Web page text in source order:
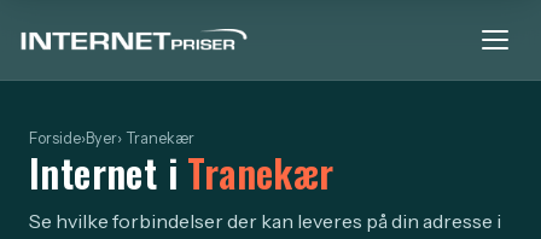
Forside›Byer› Tranekær
Internet i Tranekær
Se hvilke forbindelser der kan leveres på din adresse i